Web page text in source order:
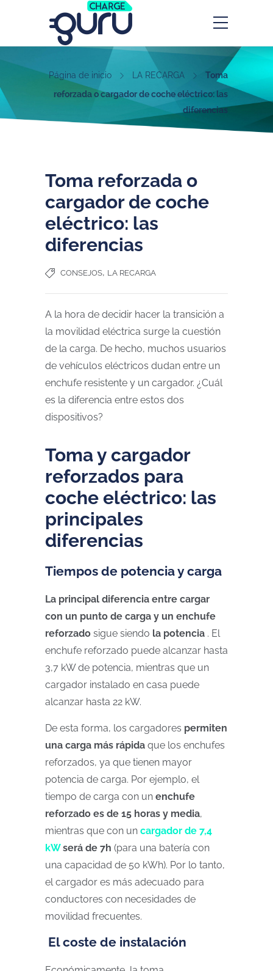
Página de inicio LA RECARGA
Toma
reforzada o cargador de coche eléctrico: las
diferencias
Toma reforzada o
cargador de coche
eléctrico: las
diferencias
CONSEJOS, LA RECARGA
A la hora de decidir hacer la transición a
la movilidad eléctrica surge la cuestión
de la carga. De hecho, muchos usuarios
de vehículos eléctricos dudan entre un
enchufe resistente y un cargador. ¿Cuál
es la diferencia entre estos dos
dispositivos?
Toma y cargador
reforzados para
coche eléctrico: las
principales
diferencias
Tiempos de potencia y carga
La principal diferencia entre cargar
con un punto de carga y un enchufe
reforzado sigue siendo la potencia . El
enchufe reforzado puede alcanzar hasta
3,7 kW de potencia, mientras que un
cargador instalado en casa puede
alcanzar hasta 22 kW.
De esta forma, los cargadores permiten
una carga más rápida que los enchufes
reforzados, ya que tienen mayor
potencia de carga. Por ejemplo, el
tiempo de carga con un enchufe
reforzado es de 15 horas y media,
mientras que con un cargador de 7,4
kWserá de 7h (para una batería con
una capacidad de 50 kWh). Por lo tanto,
el cargador es más adecuado para
conductores con necesidades de
movilidad frecuentes.
El coste de instalación